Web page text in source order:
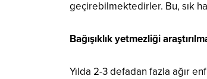
geçirebilmektedirler. Bu, sık
Bağışıklık yetmezliği
Yılda 2-3 defadan fazla ağır